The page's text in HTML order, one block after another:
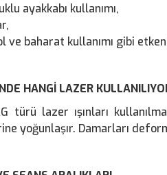
ayakkabı kullanımı,
ve baharat kullanımı gibi
HANGİ LAZER
türü lazer ışınları
yoğunlaşır. Damarları